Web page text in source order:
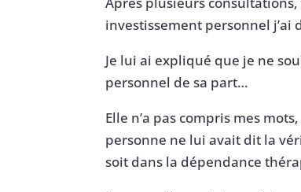
investissement personnel j’ai
Je lui ai expliqué que je ne
personnel de sa part…
Elle n’a pas compris mes
personne ne lui avait dit la
soit dans la dépendance